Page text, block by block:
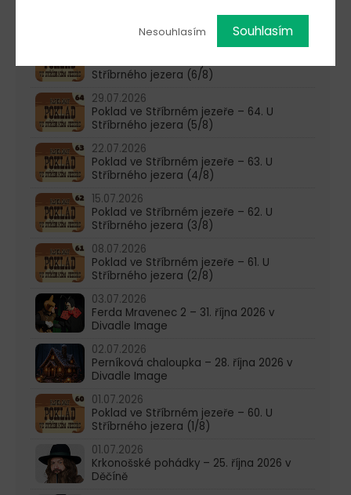
Stříbrného jezera (6/8)
29.07.2026
Poklad ve Stříbrném jezeře – 64. U
Stříbrného jezera (5/8)
22.07.2026
Poklad ve Stříbrném jezeře – 63. U
Stříbrného jezera (4/8)
15.07.2026
Poklad ve Stříbrném jezeře – 62. U
Stříbrného jezera (3/8)
08.07.2026
Poklad ve Stříbrném jezeře – 61. U
Stříbrného jezera (2/8)
03.07.2026
Ferda Mravenec 2 – 31. října 2026 v
Divadle Image
02.07.2026
Perníková chaloupka – 28. října 2026 v
Divadle Image
01.07.2026
Poklad ve Stříbrném jezeře – 60. U
Stříbrného jezera (1/8)
01.07.2026
Krkonošské pohádky – 25. října 2026 v
Děčíně
Nesouhlasím Souhlasím